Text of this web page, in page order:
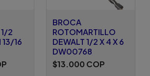
2
13/16
BROCA
ROTOMARTILLO
DEWALT 1/2 X 4 X 6
DW00768
$13.000 COP